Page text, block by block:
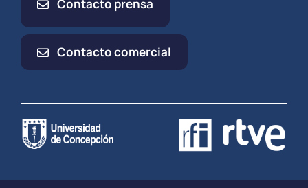
Contacto prensa
Contacto comercial